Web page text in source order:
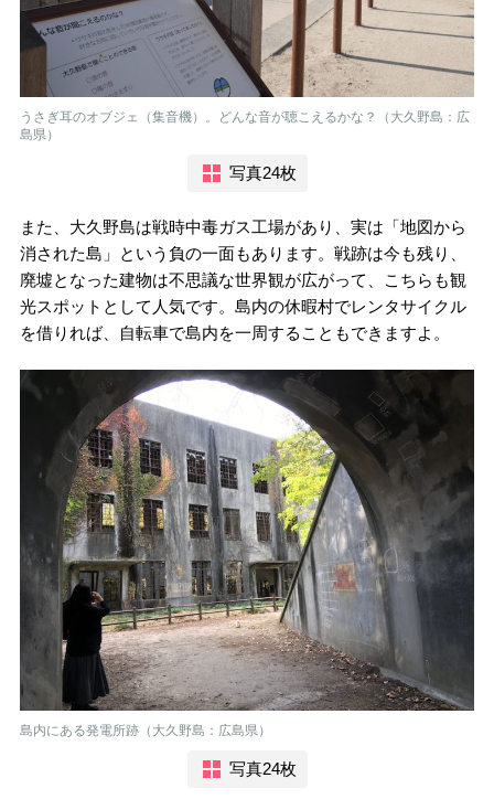
うさぎ耳のオブジェ（集音機）。どんな音が聴こえるかな？（大久野島：広
島県）
写真24枚
また、大久野島は戦時中毒ガス工場があり、実は「地図から
消された島」という負の一面もあります。戦跡は今も残り、
廃墟となった建物は不思議な世界観が広がって、こちらも観
光スポットとして人気です。島内の休暇村でレンタサイクル
を借りれば、自転車で島内を一周することもできますよ。
島内にある発電所跡（大久野島：広島県）
写真24枚